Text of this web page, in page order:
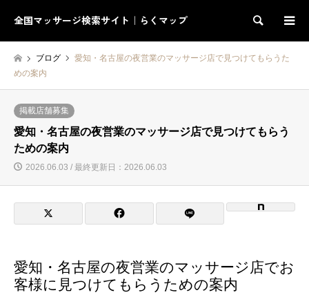
全国マッサージ検索サイト｜らくマップ 検索
ブログ
愛知・名古屋の夜営業のマッサージ店で見つけてもらうた
めの案内
掲載店舗募集
愛知・名古屋の夜営業のマッサージ店で見つけてもらう
ための案内
2026.06.03 / 最終更新日：2026.06.03
愛知・名古屋の夜営業のマッサージ店でお
客様に見つけてもらうための案内